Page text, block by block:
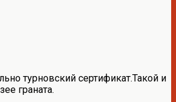
турновский сертификат.Такой и
граната.